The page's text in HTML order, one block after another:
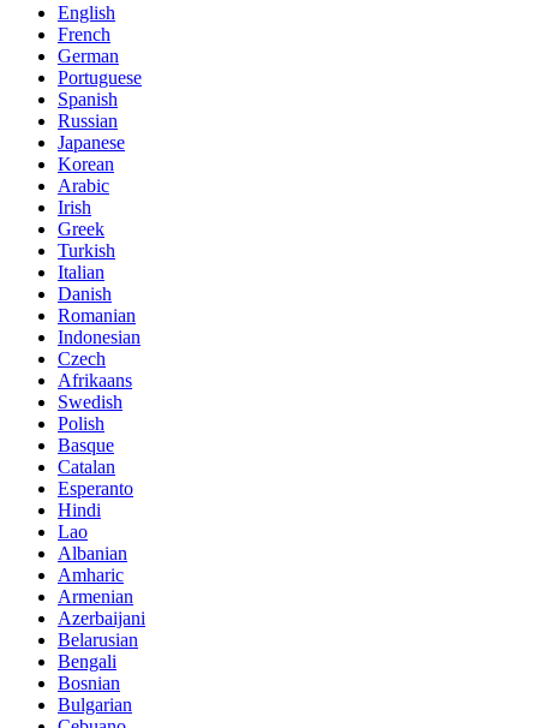
English
French
German
Portuguese
Spanish
Russian
Japanese
Korean
Arabic
Irish
Greek
Turkish
Italian
Danish
Romanian
Indonesian
Czech
Afrikaans
Swedish
Polish
Basque
Catalan
Esperanto
Hindi
Lao
Albanian
Amharic
Armenian
Azerbaijani
Belarusian
Bengali
Bosnian
Bulgarian